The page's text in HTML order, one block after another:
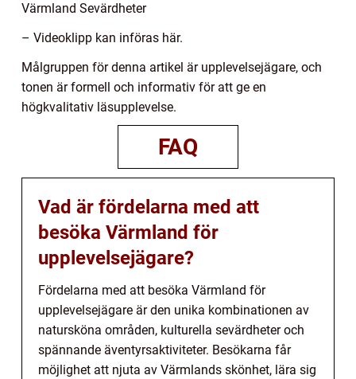
Värmland Sevärdheter
– Videoklipp kan införas här.
Målgruppen för denna artikel är upplevelsejägare, och
tonen är formell och informativ för att ge en
högkvalitativ läsupplevelse.
FAQ
Vad är fördelarna med att
besöka Värmland för
upplevelsejägare?
Fördelarna med att besöka Värmland för
upplevelsejägare är den unika kombinationen av
natursköna områden, kulturella sevärdheter och
spännande äventyrsaktiviteter. Besökarna får
möjlighet att njuta av Värmlands skönhet, lära sig